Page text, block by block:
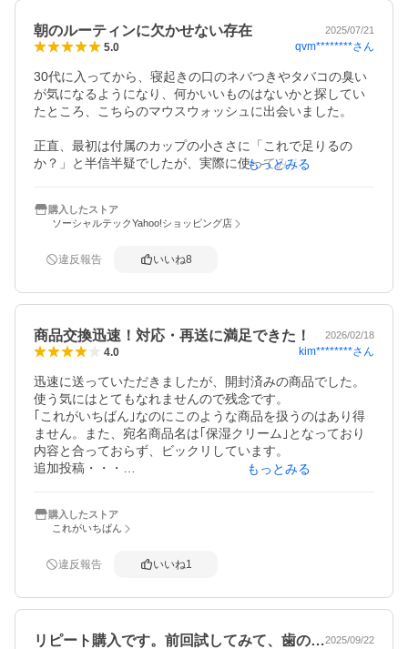
朝のルーティンに欠かせない存在 2025/07/21
5.0 qvm********さん
30代に入ってから、寝起きの口のネバつきやタバコの臭い
が気になるようになり、何かいいものはないかと探してい
たところ、こちらのマウスウォッシュに出会いました。
正直、最初は付属のカップの小ささに「これで足りるの
か？」と半信半疑でしたが、実際に使ってみると効果はし
たような感覚です。
ならなくなった」と言われたこと。自分では気づかない口
ど。歯の白さは正直まだ大きな変化はありませんが、朝の
口の不快感がなくなっただけでも十分満足しています。コ
す。
もっとみる
購入したストア
ソーシャルテックYahoo!ショッピング店
違反報告 いいね8
商品交換迅速！対応・再送に満足できた！ 2026/02/18
4.0 kim********さん
迅速に送っていただきましたが、開封済みの商品でした。
使う気にはとてもなれませんので残念です。
｢これがいちばん｣なのにこのような商品を扱うのはあり得
ません。また、宛名商品名は｢保湿クリーム｣となっており
内容と合っておらず、ビックリしています。
追加投稿・・・
です。商品の交換が済んでから改めて投稿させていただき
ます。
２１日に再送付受領しました。問合せから迅速・丁寧な対
しみです。試供品（TaVaTeee:ﾀﾌﾞﾚｯﾄ・ﾊﾌﾞﾗｼ）も同時にお
いただき効果に期待しています。
もっとみる
購入したストア
これがいちばん
違反報告 いいね1
リピート購入です。前回試してみて、歯の…2025/09/22